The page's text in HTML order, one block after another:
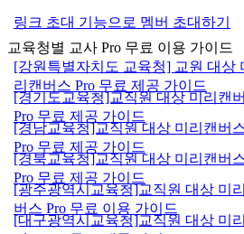
링크 초대 기능으로 멤버 초대하기
교육청별 교사 Pro 무료 이용 가이드
[강원특별자치도 교육청] 교원 대상
리캔버스 Pro 무료 제공 가이드
[경기도교육청]교직원 대상 미리캔
Pro 무료 제공 가이드
[경남교육청]교직원 대상 미리캔버
Pro 무료 제공 가이드
[경북교육청]교직원 대상 미리캔버
Pro 무료 제공 가이드
[광주광역시교육청]교직원 대상 미
버스 Pro 무료 이용 가이드
[대구광역시교육청]교직원 대상 미